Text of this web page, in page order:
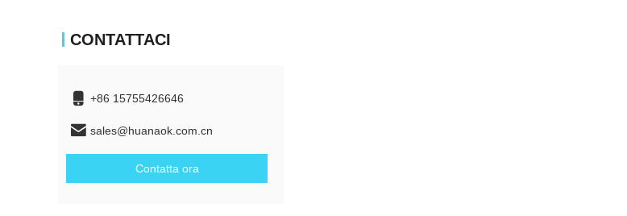
CONTATTACI
+86 15755426646
sales@huanaok.com.cn
Contatta ora